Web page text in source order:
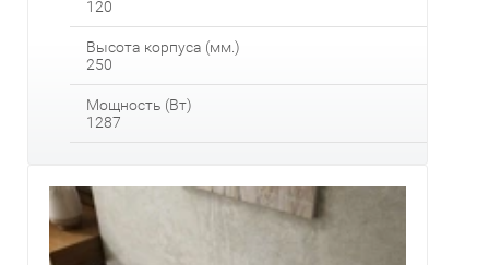
120
Высота корпуса (мм.)
250
Мощность (Вт)
1287